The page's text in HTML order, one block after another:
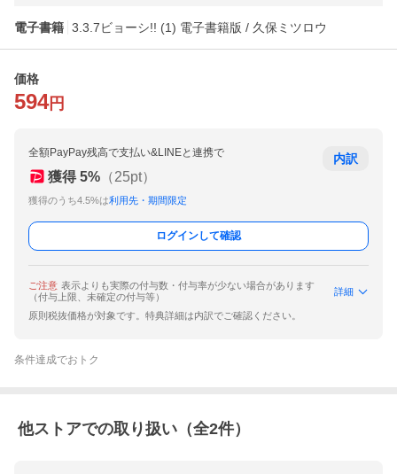
電子書籍 3.3.7ビョーシ!! (1) 電子書籍版 / 久保ミツロウ
価格
594円
全額PayPay残高で支払い&LINEと連携で
獲得 5% （25pt）
獲得のうち4.5%は利用先・期間限定
内訳
ログインして確認
ご注意 表示よりも実際の付与数・付与率が少ない場合があります
（付与上限、未確定の付与等）
詳細
原則税抜価格が対象です。特典詳細は内訳でご確認ください。
条件達成でおトク
他ストアでの取り扱い（全2件）